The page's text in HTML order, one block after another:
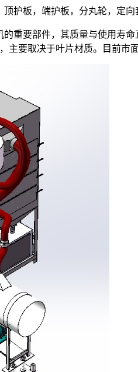
板，端护板，分丸轮，定向
要部件，其质量与使用寿
要取决于叶片材质。目前市